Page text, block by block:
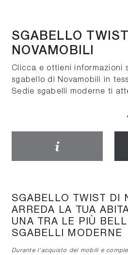
SGABELLO TWIST DI
ARREDA LA TUA
UNA TRA LE PIÙ
SGABELLI MODERNE
Durante l'acquisto dei mobili e
SGABELLO TWIST
NOVAMOBILI
Clicca e ottieni informazioni
sgabello di Novamobili in
Sedie sgabelli moderne ti